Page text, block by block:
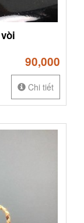
90,000
Chi tiết